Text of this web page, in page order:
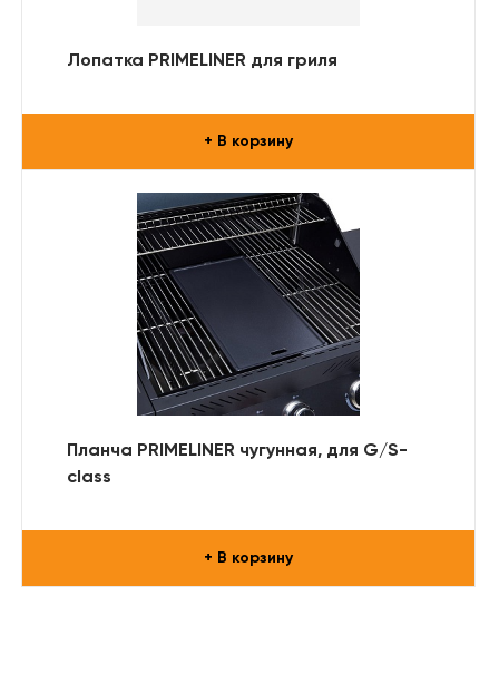
Лопатка PRIMELINER для гриля
+ В корзину
Планча PRIMELINER чугунная, для G/S-
class
+ В корзину